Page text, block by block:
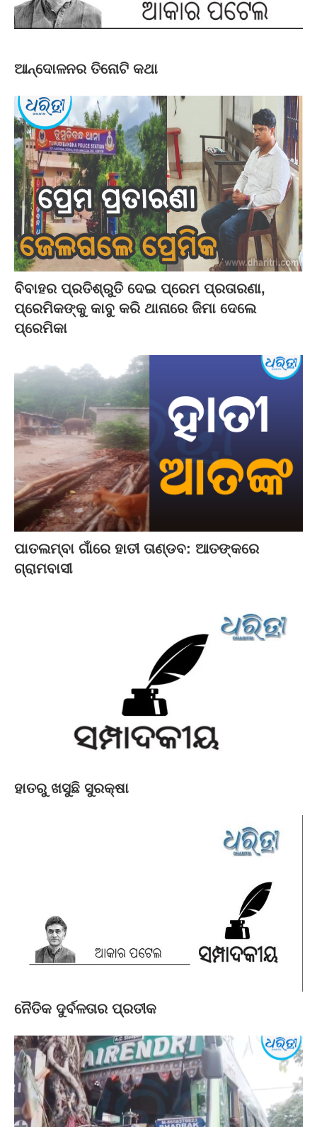
ଆନ୍ଦୋଳନର ତିନୋଟି କଥା
ବିବାହର ପ୍ରତିଶ୍ରୁତି ଦେଇ ପ୍ରେମ ପ୍ରତାରଣା,
ପ୍ରେମିକଙ୍କୁ କାବୁ କରି ଥାନାରେ ଜିମା ଦେଲେ
ପ୍ରେମିକା
ପାତଲମ୍ବା ଗାଁରେ ହାତୀ ତାଣ୍ଡବ: ଆତଙ୍କରେ
ଗ୍ରାମବାସୀ
ହାତରୁ ଖସୁଛି ସୁରକ୍ଷା
ନୈତିକ ଦୁର୍ବଳତାର ପ୍ରତୀକ